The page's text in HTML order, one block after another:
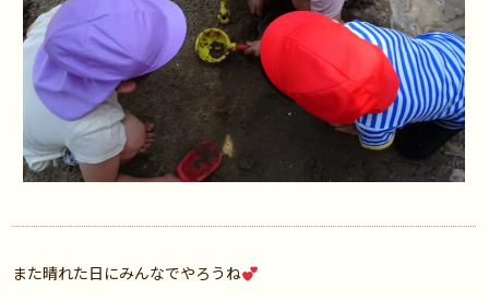
また晴れた日にみんなでやろうね